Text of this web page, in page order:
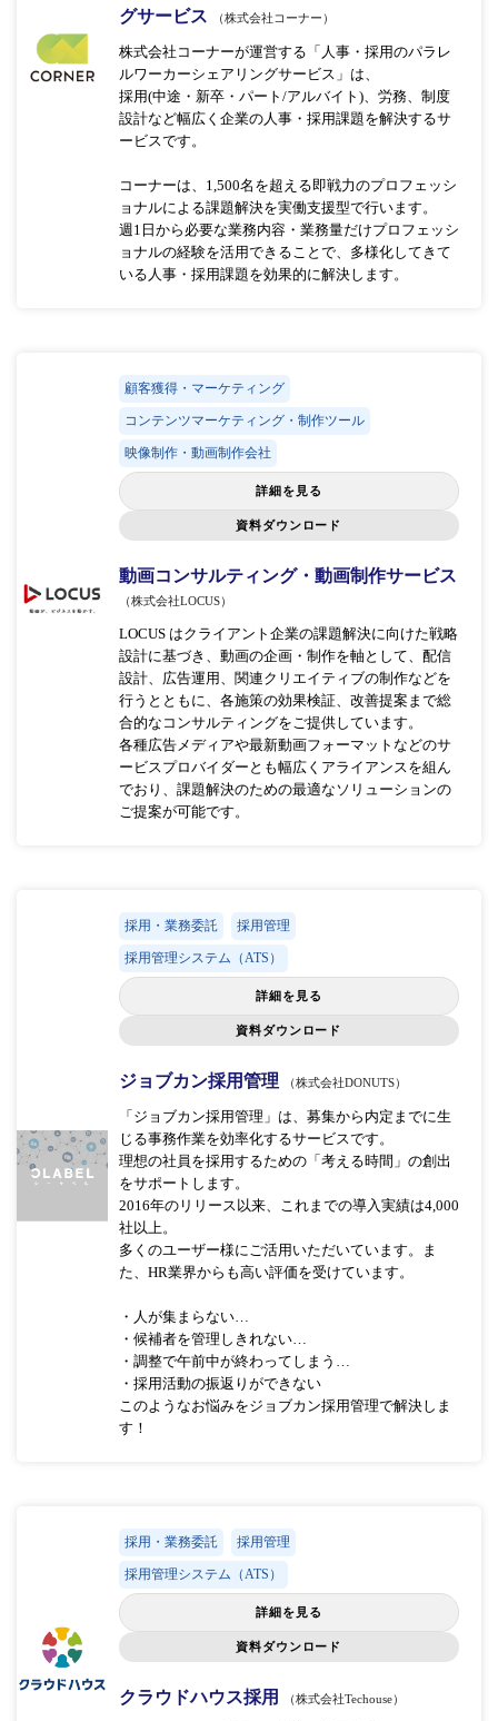
グサービス （株式会社コーナー）
株式会社コーナーが運営する「人事・採用のパラレ
ルワーカーシェアリングサービス」は、
採用(中途・新卒・パート/アルバイト)、労務、制度
設計など幅広く企業の人事・採用課題を解決するサ
ービスです。
コーナーは、1,500名を超える即戦力のプロフェッシ
ョナルによる課題解決を実働支援型で行います。
週1日から必要な業務内容・業務量だけプロフェッシ
ョナルの経験を活用できることで、多様化してきて
いる人事・採用課題を効果的に解決します。
顧客獲得・マーケティング
コンテンツマーケティング・制作ツール
映像制作・動画制作会社
詳細を見る
資料ダウンロード
動画コンサルティング・動画制作サービス
（株式会社LOCUS）
LOCUS はクライアント企業の課題解決に向けた戦略
設計に基づき、動画の企画・制作を軸として、配信
設計、広告運用、関連クリエイティブの制作などを
行うとともに、各施策の効果検証、改善提案まで総
合的なコンサルティングをご提供しています。
各種広告メディアや最新動画フォーマットなどのサ
ービスプロバイダーとも幅広くアライアンスを組ん
でおり、課題解決のための最適なソリューションの
ご提案が可能です。
採用・業務委託 採用管理
採用管理システム（ATS）
詳細を見る
資料ダウンロード
ジョブカン採用管理 （株式会社DONUTS）
「ジョブカン採用管理」は、募集から内定までに生
じる事務作業を効率化するサービスです。
理想の社員を採用するための「考える時間」の創出
をサポートします。
2016年のリリース以来、これまでの導入実績は4,000
社以上。
多くのユーザー様にご活用いただいています。ま
た、HR業界からも高い評価を受けています。
・人が集まらない…
・候補者を管理しきれない…
・調整で午前中が終わってしまう…
・採用活動の振返りができない
このようなお悩みをジョブカン採用管理で解決しま
す！
採用・業務委託 採用管理
採用管理システム（ATS）
詳細を見る
資料ダウンロード
クラウドハウス採用 （株式会社Techouse）